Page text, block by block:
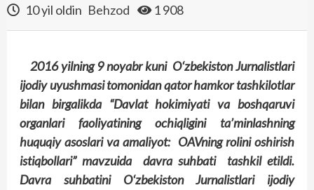
10 yil oldin Behzod 1 908
2016 yilning 9 noyabr kuni O‘zbekiston Jurnalistlari
ijodiy uyushmasi tomonidan qator hamkor tashkilotlar
bilan birgalikda “Davlat hokimiyati va boshqaruvi
organlari faoliyatining ochiqligini ta’minlashning
huquqiy asoslari va amaliyot: OAVning rolini oshirish
istiqbollari” mavzuida davra suhbati tashkil etildi.
Davra suhbatini O‘zbekiston Jurnalistlari ijodiy